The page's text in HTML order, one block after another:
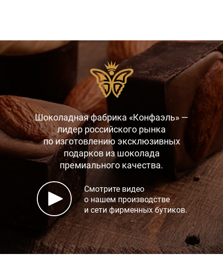
Шоколадная фабрика «Конфаэль» —
лидер российского рынка
по изготовлению эксклюзивных
подарков из шоколада
премиального качества.
Смотрите видео
о нашем производстве
и сети фирменных бутиков.